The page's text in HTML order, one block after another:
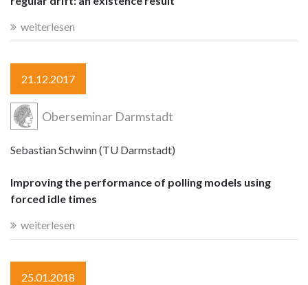
weiterlesen
21.12.2017
Oberseminar Darmstadt
Sebastian Schwinn (TU Darmstadt)
Improving the performance of polling models using
forced idle times
weiterlesen
25.01.2018